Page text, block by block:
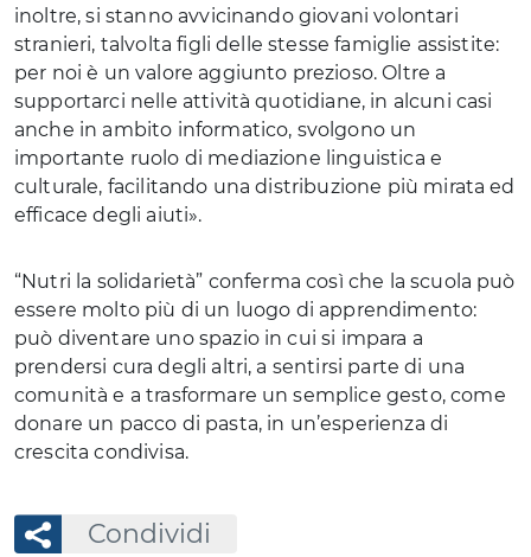
inoltre, si stanno avvicinando giovani volontari
stranieri, talvolta figli delle stesse famiglie assistite:
per noi è un valore aggiunto prezioso. Oltre a
supportarci nelle attività quotidiane, in alcuni casi
anche in ambito informatico, svolgono un
importante ruolo di mediazione linguistica e
culturale, facilitando una distribuzione più mirata ed
efficace degli aiuti».
“Nutri la solidarietà” conferma così che la scuola può
essere molto più di un luogo di apprendimento:
può diventare uno spazio in cui si impara a
prendersi cura degli altri, a sentirsi parte di una
comunità e a trasformare un semplice gesto, come
donare un pacco di pasta, in un’esperienza di
crescita condivisa.
Condividi